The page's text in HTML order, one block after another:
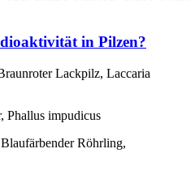
in Pilzen?